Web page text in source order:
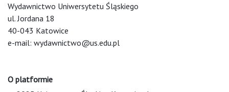
Wydawnictwo Uniwersytetu Śląskiego
ul. Jordana 18
40-043 Katowice
e-mail: wydawnictwo@us.edu.pl
O platformie